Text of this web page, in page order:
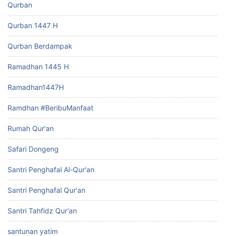
Qurban
Qurban 1447 H
Qurban Berdampak
Ramadhan 1445 H
Ramadhan1447H
Ramdhan #BeribuManfaat
Rumah Qur'an
Safari Dongeng
Santri Penghafal Al-Qur'an
Santri Penghafal Qur'an
Santri Tahfidz Qur'an
santunan yatim